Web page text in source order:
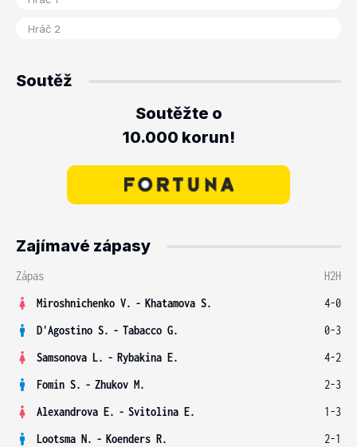
Soutěž
Soutěžte o
10.000 korun!
Zajímavé zápasy
Zápas
H2H
Miroshnichenko V. - Khatamova S.
4-0
D'Agostino S. - Tabacco G.
0-3
Samsonova L. - Rybakina E.
4-2
Fomin S. - Zhukov M.
2-3
Alexandrova E. - Svitolina E.
1-3
Lootsma N. - Koenders R. 2-1